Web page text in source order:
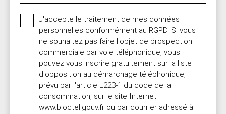
J'accepte le traitement de mes données
personnelles conformément au RGPD. Si vous
ne souhaitez pas faire l'objet de prospection
commerciale par voie téléphonique, vous
pouvez vous inscrire gratuitement sur la liste
d'opposition au démarchage téléphonique,
prévu par l'article L223-1 du code de la
consommation, sur le site Internet
www.bloctel.gouv.fr ou par courrier adressé à :